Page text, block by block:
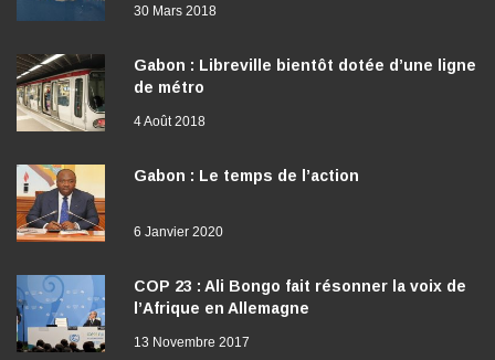
30 Mars 2018
Gabon : Libreville bientôt dotée d’une ligne
de métro
4 Août 2018
Gabon : Le temps de l’action
6 Janvier 2020
COP 23 : Ali Bongo fait résonner la voix de
l’Afrique en Allemagne
13 Novembre 2017